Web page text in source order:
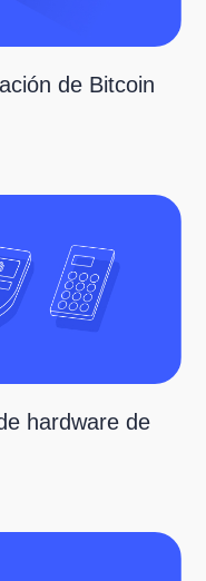
de Bitcoin
hardware de